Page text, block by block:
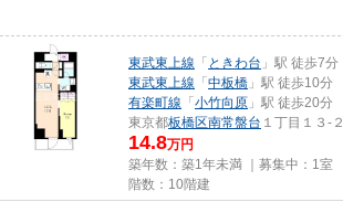
東武東上線 「 ときわ台 」駅 徒歩7分
東武東上線 「 中板橋 」駅 徒歩10分
有楽町線 「 小竹向原 」駅 徒歩20分
東京都板橋区南常盤台 １丁目１３-２
14.8万円
築年数：築1年未満 ｜募集中： 1室
階数：10階建